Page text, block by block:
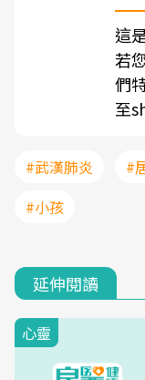
這
若
們
至
#武漢肺炎 #
#小孩
延伸閱讀
心靈